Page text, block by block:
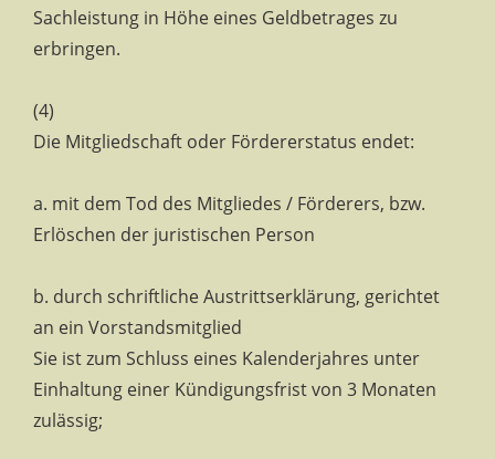
Sachleistung in Höhe eines Geldbetrages zu
erbringen.
(4)
Die Mitgliedschaft oder Fördererstatus endet:
a. mit dem Tod des Mitgliedes / Förderers, bzw.
Erlöschen der juristischen Person
b. durch schriftliche Austrittserklärung, gerichtet
an ein Vorstandsmitglied
Sie ist zum Schluss eines Kalenderjahres unter
Einhaltung einer Kündigungsfrist von 3 Monaten
zulässig;